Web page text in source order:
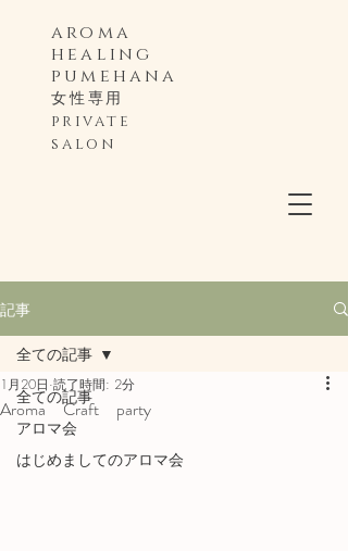
aroma
healing
pumehana
女性専用 ​
private
salon
記事
全ての記事
アロマ会
はじめましてのアロマ会
全ての記事
Aroma Craft party
1月20日 読了時間: 2分